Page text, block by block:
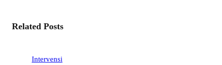
Related Posts
Intervensi